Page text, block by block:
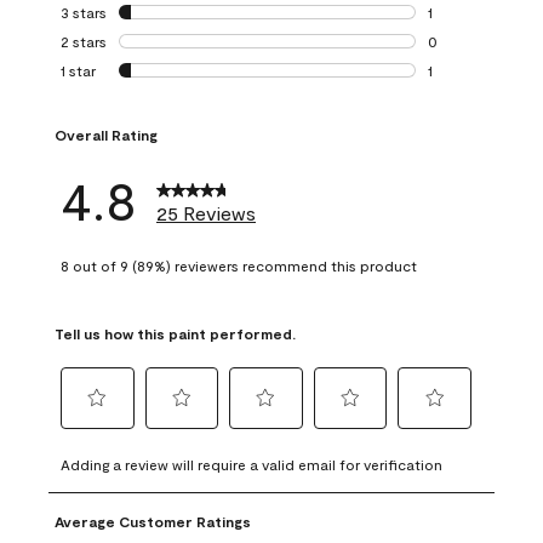
0 reviews with 4
3 stars stars
1
1 review with 3
2 stars stars
0
0 reviews with 2
1 star stars
1
Overall Rating
4.8 25 Reviews
8 out of 9 (89%) reviewers recommend this product
Tell us how this paint performed.
to
rate
the
item
to
rate
the
to
rate
the
item
to
rate
to
rate
Adding a review will require a valid email for verification
Average Customer Ratings